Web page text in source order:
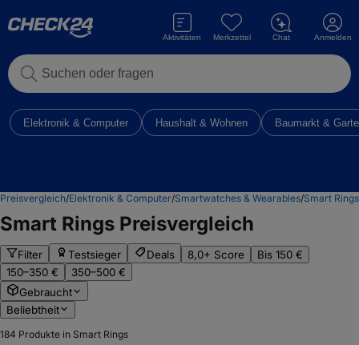
Suchen oder fragen
Aktivitäten Merkzettel Chat Anmelden
Elektronik & Computer Haushalt & Wohnen Baumarkt &
Preisvergleich/Elektronik & Computer/Smartwatches & Wearables/Smart Rings
Smart Rings Preisvergleich
Filter Testsieger Deals 8,0+ Score
Bis 150 €
150–350 €
350–500 €
Gebraucht
Beliebtheit
184 Produkte in Smart Rings